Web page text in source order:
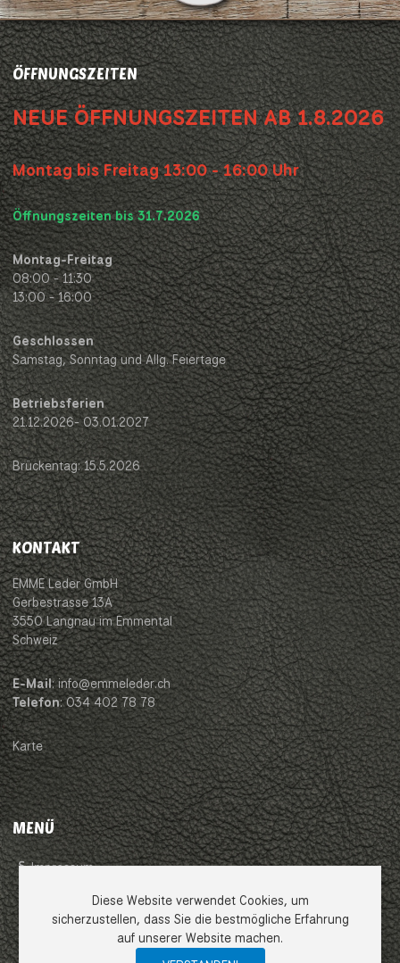
ÖFFNUNGSZEITEN
NEUE ÖFFNUNGSZEITEN AB 1.8.2026
Montag bis Freitag 13:00 - 16:00 Uhr
Öffnungszeiten bis 31.7.2026
Montag-Freitag
08:00 - 11:30
13:00 - 16:00
Geschlossen
Samstag, Sonntag und Allg. Feiertage
Betriebsferien
21.12.2026- 03.01.2027
Brückentag: 15.5.2026
KONTAKT
EMME Leder GmbH
Gerbestrasse 13A
3550 Langnau im Emmental
Schweiz
E-Mail: info@emmeleder.ch
Telefon: 034 402 78 78
Karte
MENÜ
Impressum
Datenschutzerklärung
Diese Website verwendet Cookies, um
sicherzustellen, dass Sie die bestmögliche Erfahrung
auf unserer Website machen.